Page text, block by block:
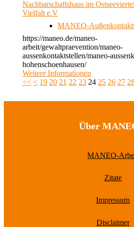
Nachbarschaftshaus im
Vielfalt e.V
MANEO-
https://maneo.de/maneo-
arbeit/gewaltpraevention/maneo-
aussenkontaktstellen/maneo-
hohenschoenhausen/
Weitere Informationen
<< < 19 20 21 22 23 24 25 26 27
Über
MANEO-
Zitate
Impressum
Disclaimer